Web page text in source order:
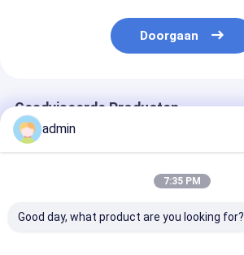
Doorgaan
Geadviseerde Producten
admin
7:35 PM
Good day, what product are you looking for?